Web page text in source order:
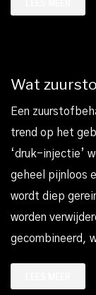
Wat
Een
trend op het
‘druk-injectie’
geheel pijnloos
wordt diep
worden
gecombineerd,